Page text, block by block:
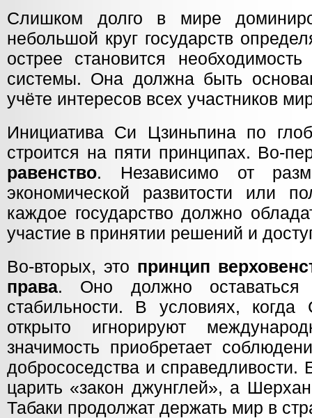
Слишком долго в мире
небольшой круг государств
острее становится
системы. Она должна быть
учёте интересов всех участников
Инициатива Си Цзиньпина по
строится на пяти принципах. Во-
равенство. Независимо от
экономической развитости или
каждое государство должно
участие в принятии решений и
Во-вторых, это принцип
права. Оно должно оставаться
стабильности. В условиях,
открыто игнорируют
значимость приобретает
добрососедства и справедливости.
царить «закон джунглей», а
Табаки продолжат держать мир в